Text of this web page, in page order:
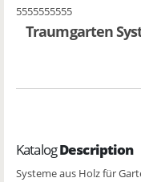
5555555555
Traumgarten
KatalogDescription
Systeme aus Holz für